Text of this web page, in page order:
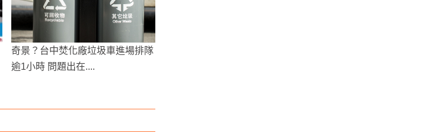
奇景？台中焚化廠垃圾車進場排隊
逾1小時 問題出在....